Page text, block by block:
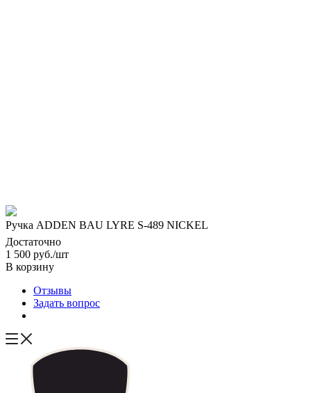
Ручка ADDEN BAU LYRE S-489 NICKEL
Достаточно
1 500 руб./шт
В корзину
Отзывы
Задать вопрос